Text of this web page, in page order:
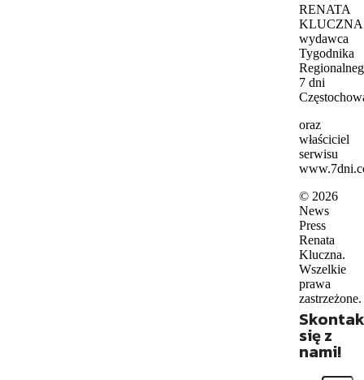
RENATA
KLUCZNA
wydawca
Tygodnika
7 dni
oraz
właściciel
serwisu
© 2026
News
Press
Renata
Kluczna.
Wszelkie
prawa
zastrzeżone.
się z
nami!